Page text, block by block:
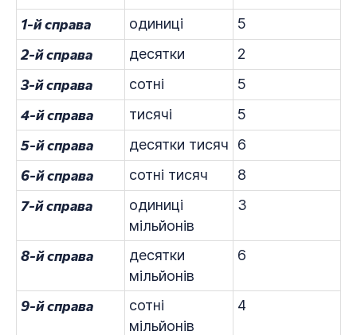
1-й справа
одиниці 5
2-й справа десятки 2
3-й справа сотні 5
4-й справа тисячі 5
5-й справа десятки тисяч 6
6-й справа сотні тисяч 8
7-й справа
одиниці
мільйонів
3
8-й справа
десятки
мільйонів
6
9-й справа
сотні
мільйонів
4